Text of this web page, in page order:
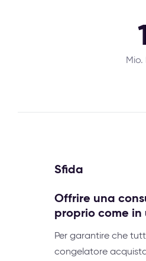
Mio.
Sfida
Offrire una
proprio come in
Per garantire che
congelatore